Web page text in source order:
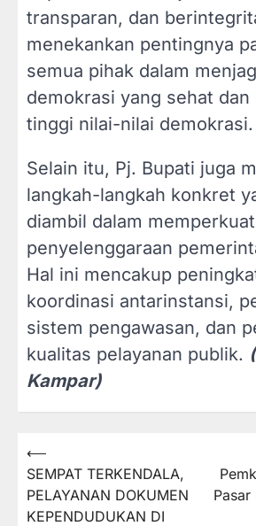
transparan, dan
menekankan pentingnya
semua pihak dalam
demokrasi yang sehat
tinggi nilai-nilai demokrasi.
Selain itu, Pj. Bupati juga
langkah-langkah konkret
diambil dalam
penyelenggaraan
Hal ini mencakup
koordinasi antarinstansi,
sistem pengawasan, dan
kualitas pelayanan publik.
Kampar)
Navigasi
pos
⟵
SEMPAT TERKENDALA,
PELAYANAN DOKUMEN
KEPENDUDUKAN DI
Pasar